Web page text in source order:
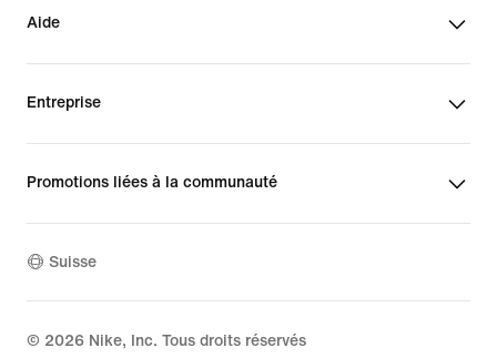
Aide
Entreprise
Promotions liées à la communauté
Suisse
© 2026 Nike, Inc. Tous droits réservés